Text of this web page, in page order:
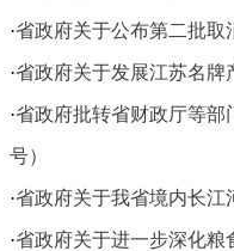
·省政府关于公布第二批取
·省政府关于发展江苏名牌
·省政府批转省财政厅等部
号）
·省政府关于我省境内长江
·省政府关于进一步深化粮